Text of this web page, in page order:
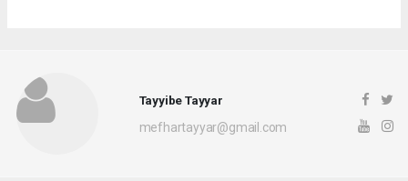
Tayyibe Tayyar
mefhartayyar@gmail.com